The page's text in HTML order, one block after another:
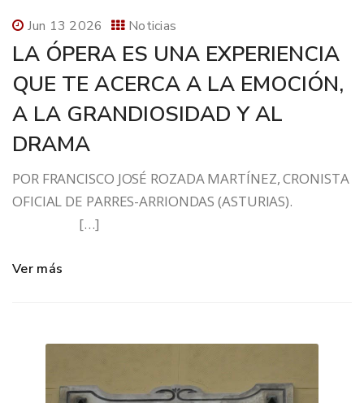
Jun 13 2026 Noticias
LA ÓPERA ES UNA EXPERIENCIA
QUE TE ACERCA A LA EMOCIÓN,
A LA GRANDIOSIDAD Y AL
DRAMA
POR FRANCISCO JOSÉ ROZADA MARTÍNEZ, CRONISTA
OFICIAL DE PARRES-ARRIONDAS (ASTURIAS).
[…]
Ver más